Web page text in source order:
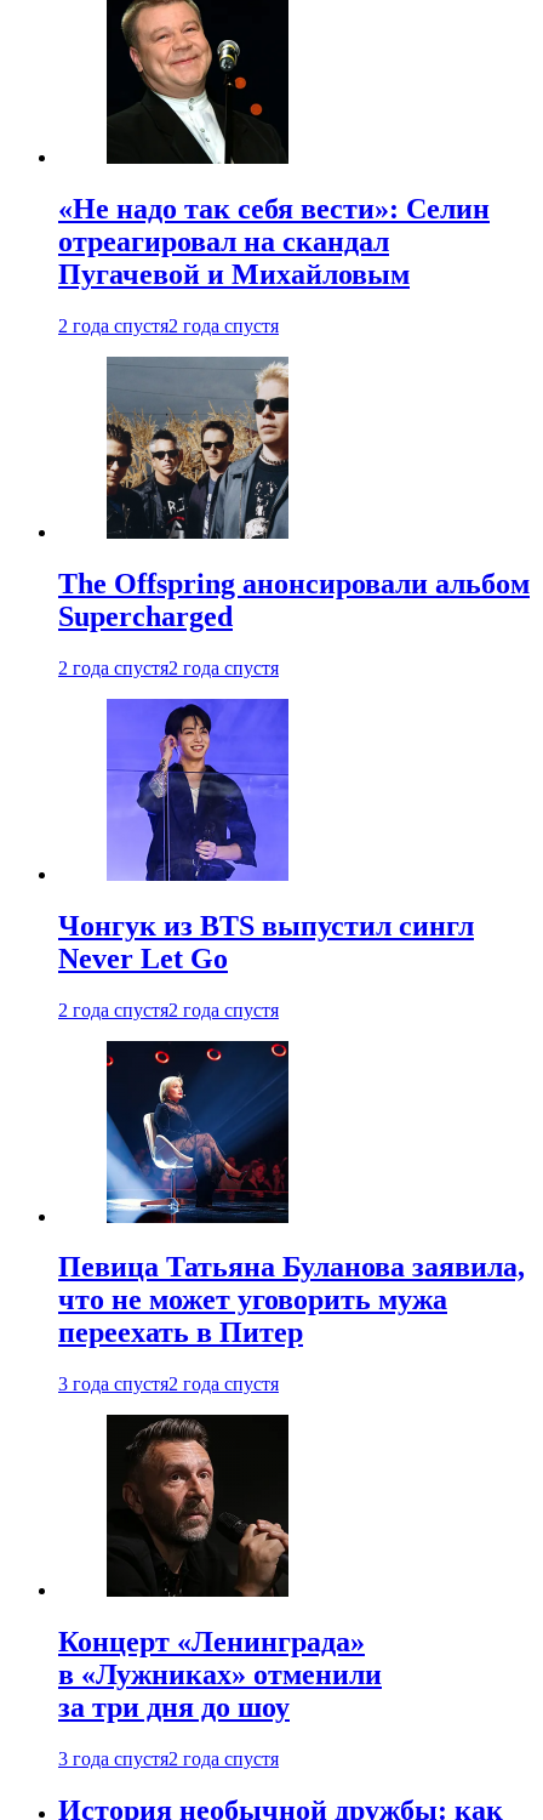
«Не надо так себя вести»: Селин
отреагировал на скандал
Пугачевой и Михайловым
2 года спустя2 года спустя
The Offspring анонсировали альбом
Supercharged
2 года спустя2 года спустя
Чонгук из BTS выпустил сингл
Never Let Go
2 года спустя2 года спустя
Певица Татьяна Буланова заявила,
что не может уговорить мужа
переехать в Питер
3 года спустя2 года спустя
Концерт «Ленинграда»
в «Лужниках» отменили
за три дня до шоу
3 года спустя2 года спустя
История необычной дружбы: как